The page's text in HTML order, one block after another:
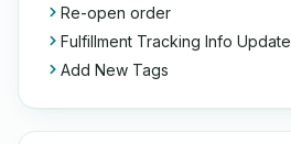
Re-open order
Fulfillment Tracking Info Update
Add New Tags